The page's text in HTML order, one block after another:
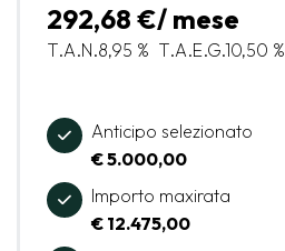
292,68 €/ mese
T.A.N.8,95 % T.A.E.G.10,50 %
Anticipo selezionato
€ 5.000,00
Importo maxirata
€ 12.475,00